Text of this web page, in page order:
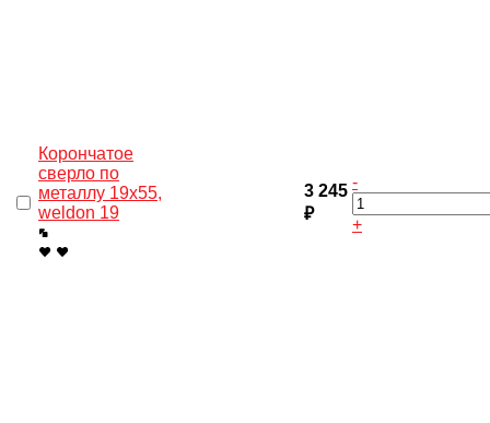
Корончатое
сверло по
металлу 19x55,
weldon 19
3 245
₽
-
+